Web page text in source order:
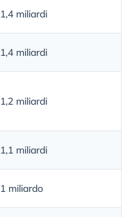
1,4 miliardi
1,4 miliardi
1,2 miliardi
1,1 miliardi
1 miliardo